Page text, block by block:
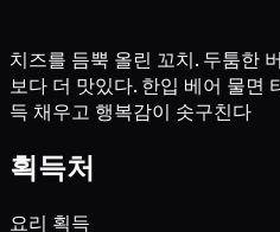
치즈를 듬뿍 올린 꼬치. 두툼한
보다 더 맛있다. 한입 베어 물면
득 채우고 행복감이 솟구친다
획득처
요리 획득